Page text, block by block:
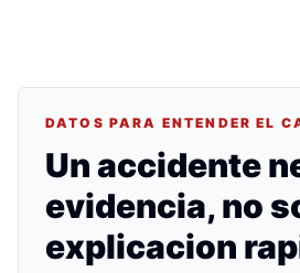
DATOS PARA ENTENDER EL
Un accidente
evidencia, no
explicacion